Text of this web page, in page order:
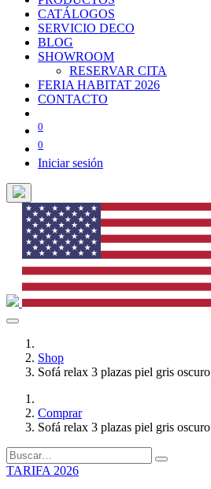
CATÁLOGOS
SERVICIO DECO
BLOG
SHOWROOM
RESERVAR CITA
FERIA HABITAT 2026
CONTACTO
0
0
Iniciar sesión
Shop
Sofá relax 3 plazas piel gris oscuro
Comprar
Sofá relax 3 plazas piel gris oscuro
TARIFA 2026